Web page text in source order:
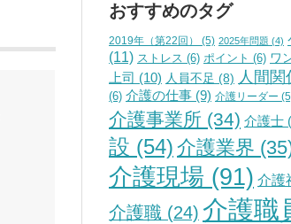
おすすめのタグ
2019年（第22回） (5) 2025年問題 (4)
(11) ストレス (6) ポイント (6) ワ
上司 (10) 人員不足 (8) 人間関
(6) 介護の仕事 (9) 介護リーダー
介護事業所 (34) 介護士
設 (54) 介護業界
介護現場 (91) 介護
介護職 (24) 介護職